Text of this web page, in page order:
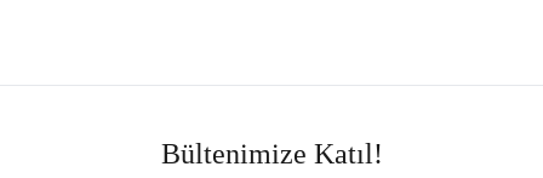
Bültenimize Katıl!